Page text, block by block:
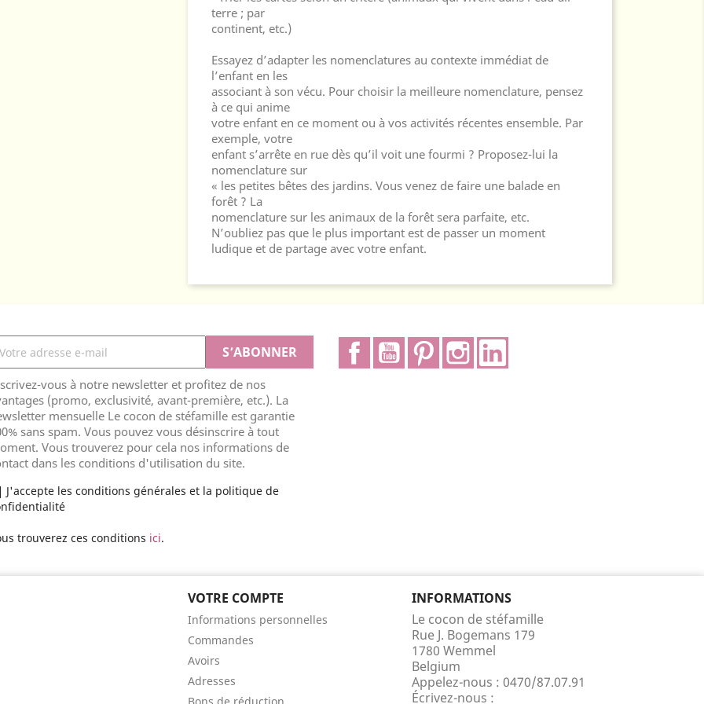
terre ; par
continent, etc.)
Essayez d’adapter les nomenclatures au contexte immédiat de
l’enfant en les
associant à son vécu. Pour choisir la meilleure nomenclature, pensez
à ce qui anime
votre enfant en ce moment ou à vos activités récentes ensemble. Par
exemple, votre
enfant s’arrête en rue dès qu’il voit une fourmi ? Proposez-lui la
nomenclature sur
« les petites bêtes des jardins. Vous venez de faire une balade en
forêt ? La
nomenclature sur les animaux de la forêt sera parfaite, etc.
N’oubliez pas que le plus important est de passer un moment
ludique et de partage avec votre enfant.
vous à notre newsletter et profitez de nos
(promo, exclusivité, avant-première, etc.). La
mensuelle Le cocon de stéfamille est garantie
sans spam. Vous pouvez vous désinscrire à tout
Vous trouverez pour cela nos informations de
dans les conditions d'utilisation du site.
J'accepte les conditions générales et la politique de
trouverez ces conditions ici.
FacebookYouTubePinterestInstagram
VOTRE COMPTE
Informations personnelles
Commandes
Avoirs
Adresses
INFORMATIONS
Le cocon de stéfamille
Rue J. Bogemans 179
1780 Wemmel
Belgium
Appelez-nous : 0470/87.07.91
Écrivez-nous :